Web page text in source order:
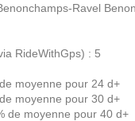
Ravel
RideWithGps) : 5
moyenne pour 24 d+
moyenne pour 30 d+
de moyenne pour 40 d+